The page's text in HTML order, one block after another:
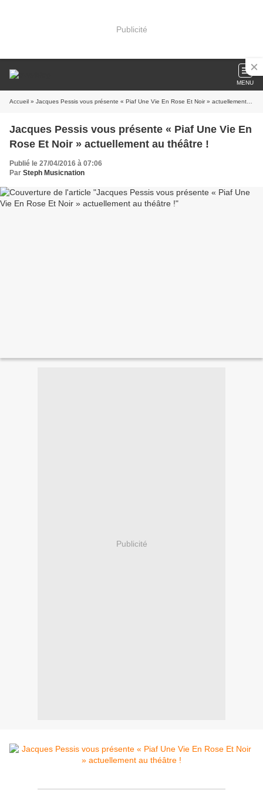
Publicité
MENU
Accueil » Jacques Pessis vous présente « Piaf Une Vie En Rose Et Noir » actuellement au théâtre !
Jacques Pessis vous présente « Piaf Une Vie En
Rose Et Noir » actuellement au théâtre !
Publié le 27/04/2016 à 07:06
Par Steph Musicnation
Publicité